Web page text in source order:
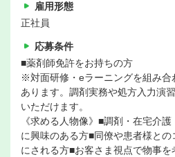
雇用形態
正社員
応募条件
■薬剤師免許をお持ちの方
※対面研修・eラーニングを組み合
あります。調剤実務や処方入力演
いただけます。
《求める人物像》■調剤・在宅介
に興味のある方■同僚や患者様と
にされる方■お客さま視点で物事を